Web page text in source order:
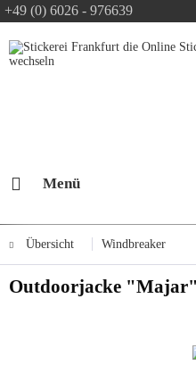
+49 (0) 6026 - 976639
Text-Logo kostenlos
Logo Konfiguration
Menü
Übersicht Windbreaker
Outdoorjacke